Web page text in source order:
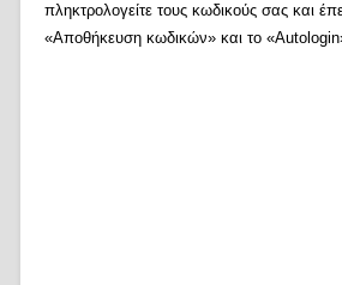
πληκτρολογείτε τους κωδικούς σας και
«Αποθήκευση κωδικών» και το